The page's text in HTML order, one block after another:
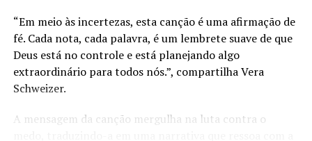
“Em meio às incertezas, esta canção é uma afirmação de
fé. Cada nota, cada palavra, é um lembrete suave de que
Deus está no controle e está planejando algo
extraordinário para todos nós.”, compartilha Vera
Schweizer.
A mensagem da canção mergulha na luta contra o